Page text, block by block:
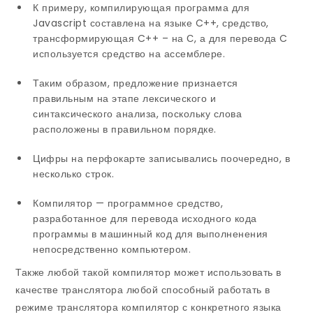
К примеру, компилирующая программа для
Javascript составлена на языке C++, средство,
трансформирующая C++ – на С, а для перевода C
используется средство на ассемблере.
Таким образом, предложение признается
правильным на этапе лексического и
синтаксического анализа, поскольку слова
расположены в правильном порядке.
Цифры на перфокарте записывались поочередно, в
несколько строк.
Компилятор — программное средство,
разработанное для перевода исходного кода
программы в машинный код для выполненения
непосредственно компьютером.
Также любой такой компилятор может использовать в
качестве транслятора любой способный работать в
режиме транслятора компилятор с конкретного языка